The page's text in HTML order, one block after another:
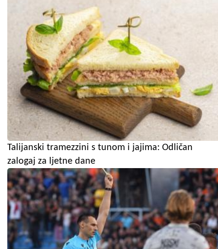
Talijanski tramezzini s tunom i jajima: Odličan
zalogaj za ljetne dane